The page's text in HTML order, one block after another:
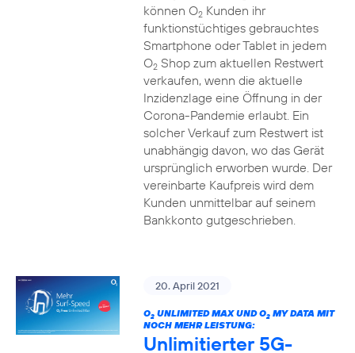
können O2Kunden ihr
funktionstüchtiges gebrauchtes
Smartphone oder Tablet in jedem
O2Shop zum aktuellen Restwert
verkaufen, wenn die aktuelle
Inzidenzlage eine Öffnung in der
Corona-Pandemie erlaubt. Ein
solcher Verkauf zum Restwert ist
unabhängig davon, wo das Gerät
ursprünglich erworben wurde. Der
vereinbarte Kaufpreis wird dem
Kunden unmittelbar auf seinem
Bankkonto gutgeschrieben.
20. April 2021
O2UNLIMITED MAX UND O2MY DATA MIT
NOCH MEHR LEISTUNG:
Unlimitierter 5G-